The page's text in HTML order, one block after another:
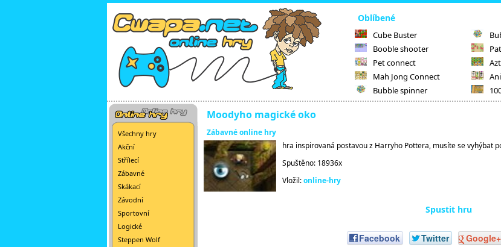
Oblíbené
Cube Buster
Booble shooter
Pet connect
Mah Jong Connect
Bubble spinner
Všechny hry
Akční
Střílecí
Zábavné
Skákací
Závodní
Sportovní
Logické
Steppen Wolf
Moodyho magické oko
Zábavné online hry
hra inspirovaná postavou z Harryho Pottera, musíte se vyhýbat
Spuštěno: 18936x
Vložil:online-hry
Spustit hru
Facebook Twitter Google+